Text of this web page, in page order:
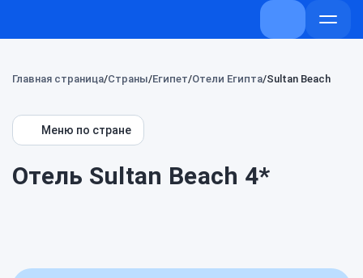
+7 (800) 707-
Главная страница Страны Египет Отели Египта Sultan Beach
Меню по стране
Отель Sultan Beach 4*